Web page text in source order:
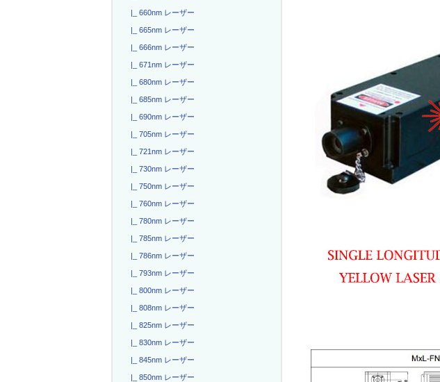
|_ 660nm レーザー
|_ 665nm レーザー
|_ 666nm レーザー
|_ 671nm レーザー
|_ 680nm レーザー
|_ 685nm レーザー
|_ 690nm レーザー
|_ 705nm レーザー
|_ 721nm レーザー
|_ 730nm レーザー
|_ 750nm レーザー
|_ 760nm レーザー
|_ 780nm レーザー
|_ 785nm レーザー
|_ 786nm レーザー
|_ 793nm レーザー
|_ 800nm レーザー
|_ 808nm レーザー
|_ 825nm レーザー
|_ 830nm レーザー
|_ 845nm レーザー
|_ 850nm レーザー